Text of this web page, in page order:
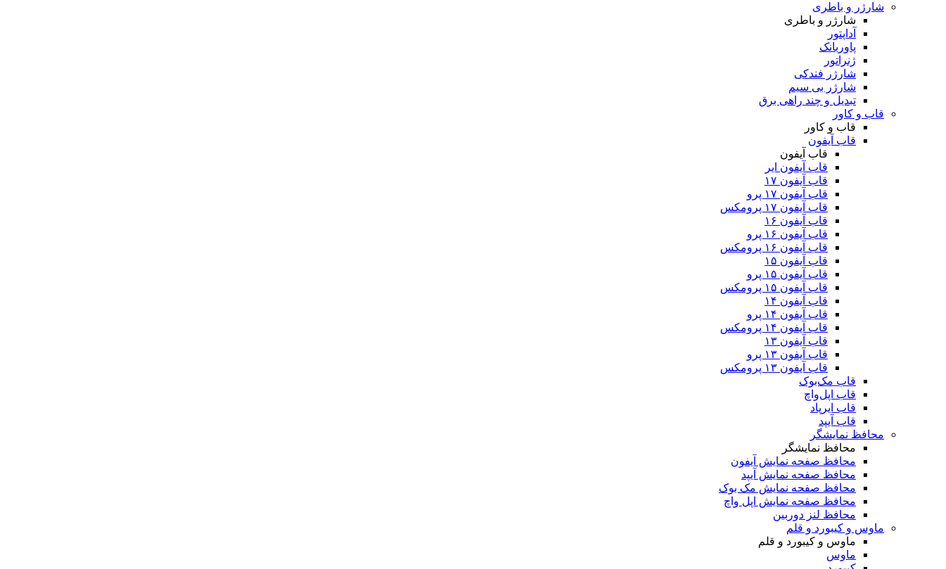
شارژر و باطری
شارژر و باطری
آداپتور
پاوربانک
ژنراتور
شارژر فندکی
شارژر بی سیم
تبدیل و چند راهی برق
قاب و کاور
قاب و کاور
قاب آیفون
قاب آیفون
قاب آیفون ایر
قاب آیفون ۱۷
قاب آیفون ۱۷ پرو
قاب آیفون ۱۷ پرومکس
قاب آیفون ۱۶
قاب آیفون ۱۶ پرو
قاب آیفون ۱۶ پرومکس
قاب آیفون ۱۵
قاب آیفون ۱۵ پرو
قاب آیفون ۱۵ پرومکس
قاب آیفون ۱۴
قاب آیفون ۱۴ پرو
قاب آیفون ۱۴ پرومکس
قاب آیفون ۱۳
قاب آیفون ۱۳ پرو
قاب آیفون ۱۳ پرومکس
قاب مک‌بوک
قاب اپل‌واچ
قاب ایرپاد
قاب آیپد
محافظ نمایشگر
محافظ نمایشگر
محافظ صفحه نمایش آیفون
محافظ صفحه نمایش آیپد
محافظ صفحه نمایش مک بوک
محافظ صفحه نمایش اپل واچ
محافظ لنز دوربین
ماوس و کیبورد و قلم
ماوس و کیبورد و قلم
ماوس